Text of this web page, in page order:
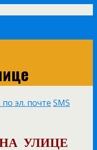
эл. почте SMS
УЛИЦЕ